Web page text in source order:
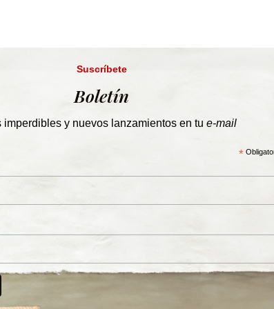
Suscríbete
Boletín
imperdibles y nuevos lanzamientos en tu e-mail
*